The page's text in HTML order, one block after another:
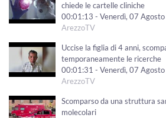
chiede le cartelle cliniche
00:01:13 - Venerdì, 07
ArezzoTV
Uccise la figlia di 4 anni,
temporaneamente le ricerche
00:01:31 - Venerdì, 07
ArezzoTV
Scomparso da una struttura
molecolari